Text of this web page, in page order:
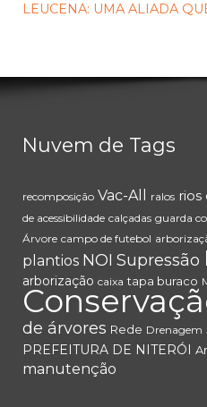
LEUCENA: UMA ALIADA
Nuvem de Tags
recomposição Vac-All ralos rios
de acessibilidade calçadas guarda
Árvore campo de futebol
plantios NOI Supressão
arborização caixa tapa buraco
de árvores Rede Drenagem
PREFEITURA DE NITERÓI
manutenção